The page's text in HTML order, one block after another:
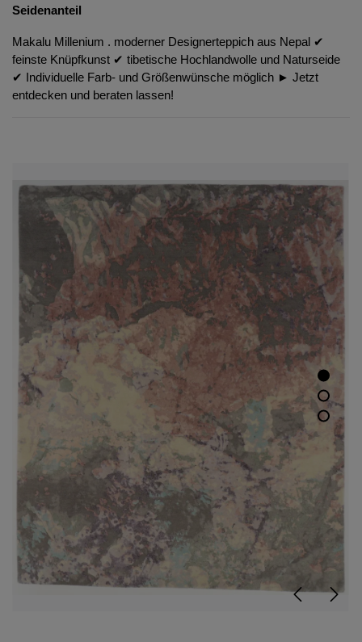
Seidenanteil
Makalu Millenium . moderner Designerteppich aus Nepal ✔︎
feinste Knüpfkunst ✔︎ tibetische Hochlandwolle und Naturseide
✔︎ Individuelle Farb- und Größenwünsche möglich ► Jetzt
entdecken und beraten lassen!